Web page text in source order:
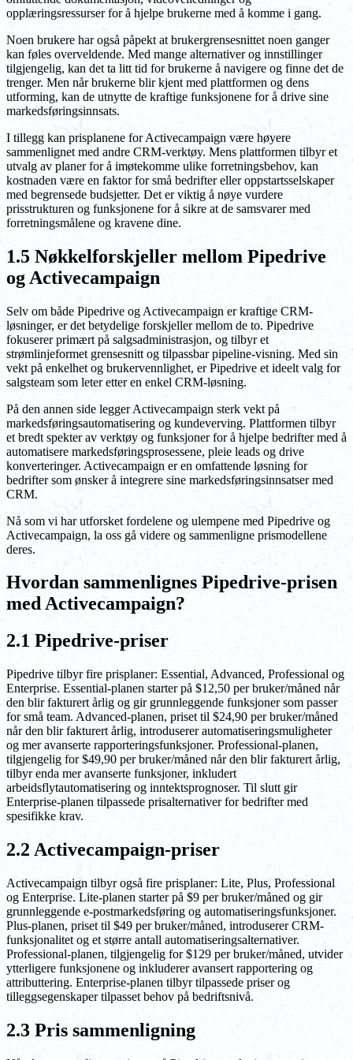
opplæringsressurser for å hjelpe brukerne med å komme i gang.
Noen brukere har også påpekt at brukergrensesnittet noen ganger
kan føles overveldende. Med mange alternativer og innstillinger
tilgjengelig, kan det ta litt tid for brukerne å navigere og finne det de
trenger. Men når brukerne blir kjent med plattformen og dens
utforming, kan de utnytte de kraftige funksjonene for å drive sine
markedsføringsinnsats.
I tillegg kan prisplanene for Activecampaign være høyere
sammenlignet med andre CRM-verktøy. Mens plattformen tilbyr et
utvalg av planer for å imøtekomme ulike forretningsbehov, kan
kostnaden være en faktor for små bedrifter eller oppstartsselskaper
med begrensede budsjetter. Det er viktig å nøye vurdere
prisstrukturen og funksjonene for å sikre at de samsvarer med
forretningsmålene og kravene dine.
1.5 Nøkkelforskjeller mellom Pipedrive
og Activecampaign
Selv om både Pipedrive og Activecampaign er kraftige CRM-
løsninger, er det betydelige forskjeller mellom de to. Pipedrive
fokuserer primært på salgsadministrasjon, og tilbyr et
strømlinjeformet grensesnitt og tilpassbar pipeline-visning. Med sin
vekt på enkelhet og brukervennlighet, er Pipedrive et ideelt valg for
salgsteam som leter etter en enkel CRM-løsning.
På den annen side legger Activecampaign sterk vekt på
markedsføringsautomatisering og kundeverving. Plattformen tilbyr
et bredt spekter av verktøy og funksjoner for å hjelpe bedrifter med å
automatisere markedsføringsprosessene, pleie leads og drive
konverteringer. Activecampaign er en omfattende løsning for
bedrifter som ønsker å integrere sine markedsføringsinnsatser med
CRM.
Nå som vi har utforsket fordelene og ulempene med Pipedrive og
Activecampaign, la oss gå videre og sammenligne prismodellene
deres.
Hvordan sammenlignes Pipedrive-prisen
med Activecampaign?
2.1 Pipedrive-priser
Pipedrive tilbyr fire prisplaner: Essential, Advanced, Professional og
Enterprise. Essential-planen starter på $12,50 per bruker/måned når
den blir fakturert årlig og gir grunnleggende funksjoner som passer
for små team. Advanced-planen, priset til $24,90 per bruker/måned
når den blir fakturert årlig, introduserer automatiseringsmuligheter
og mer avanserte rapporteringsfunksjoner. Professional-planen,
tilgjengelig for $49,90 per bruker/måned når den blir fakturert årlig,
tilbyr enda mer avanserte funksjoner, inkludert
arbeidsflytautomatisering og inntektsprognoser. Til slutt gir
Enterprise-planen tilpassede prisalternativer for bedrifter med
spesifikke krav.
2.2 Activecampaign-priser
Activecampaign tilbyr også fire prisplaner: Lite, Plus, Professional
og Enterprise. Lite-planen starter på $9 per bruker/måned og gir
grunnleggende e-postmarkedsføring og automatiseringsfunksjoner.
Plus-planen, priset til $49 per bruker/måned, introduserer CRM-
funksjonalitet og et større antall automatiseringsalternativer.
Professional-planen, tilgjengelig for $129 per bruker/måned, utvider
ytterligere funksjonene og inkluderer avansert rapportering og
attributtering. Enterprise-planen tilbyr tilpassede priser og
tilleggsegenskaper tilpasset behov på bedriftsnivå.
2.3 Pris sammenligning